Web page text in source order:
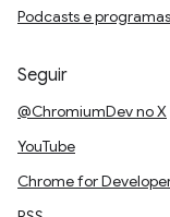
Podcasts e programas
Seguir
@ChromiumDev no X
YouTube
Chrome for